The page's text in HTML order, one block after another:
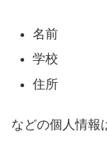
名前
学校
住所
などの個人情報